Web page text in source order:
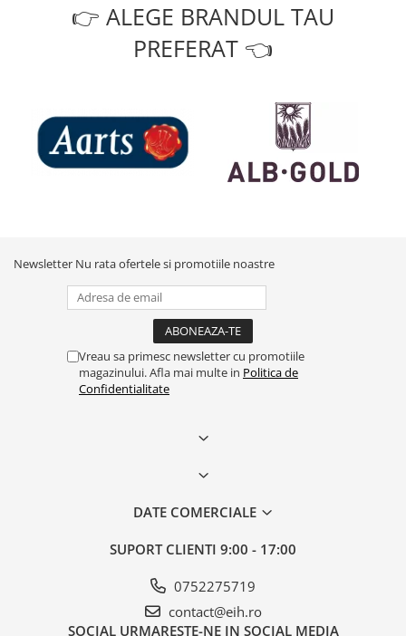
👉 ALEGE BRANDUL TAU
PREFERAT 👈
Newsletter Nu rata ofertele si promotiile noastre
Vreau sa primesc newsletter cu promotiile
magazinului. Afla mai multe in Politica de
Confidentialitate
DATE COMERCIALE
SUPORT CLIENTI 9:00 - 17:00
0752275719
contact@eih.ro
SOCIAL URMARESTE-NE IN SOCIAL MEDIA